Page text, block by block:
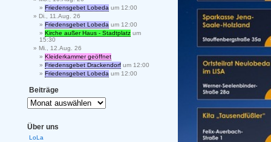
Friedensgebet Lobeda um 12:00
Di., 11.Aug. 26
Friedensgebet Lobeda um 12:00
Kirche außer Haus - Stadtplatz um
15:30
Mi., 12.Aug. 26
Kleiderkammer geöffnet
Friedensgebet Drackendorf um 12:00
Friedensgebet Lobeda um 12:00
Beiträge
Über uns
LoLa